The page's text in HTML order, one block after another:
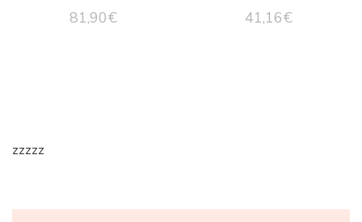
81,90€ 41,16€
zzzzz